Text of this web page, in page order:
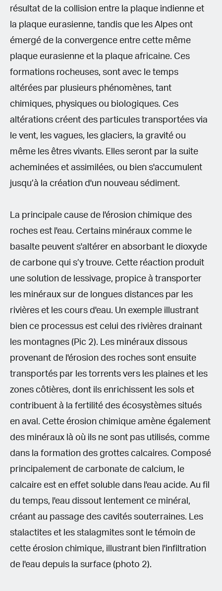
résultat de la collision entre la plaque indienne et
la plaque eurasienne, tandis que les Alpes ont
émergé de la convergence entre cette même
plaque eurasienne et la plaque africaine. Ces
formations rocheuses, sont avec le temps
altérées par plusieurs phénomènes, tant
chimiques, physiques ou biologiques. Ces
altérations créent des particules transportées via
le vent, les vagues, les glaciers, la gravité ou
même les êtres vivants. Elles seront par la suite
acheminées et assimilées, ou bien s'accumulent
jusqu’à la création d'un nouveau sédiment.
La principale cause de l'érosion chimique des
roches est l'eau. Certains minéraux comme le
basalte peuvent s'altérer en absorbant le dioxyde
de carbone qui s’y trouve. Cette réaction produit
une solution de lessivage, propice à transporter
les minéraux sur de longues distances par les
rivières et les cours d'eau. Un exemple illustrant
bien ce processus est celui des rivières drainant
les montagnes (Pic 2). Les minéraux dissous
provenant de l'érosion des roches sont ensuite
transportés par les torrents vers les plaines et les
zones côtières, dont ils enrichissent les sols et
contribuent à la fertilité des écosystèmes situés
en aval. Cette érosion chimique amène également
des minéraux là où ils ne sont pas utilisés, comme
dans la formation des grottes calcaires. Composé
principalement de carbonate de calcium, le
calcaire est en effet soluble dans l'eau acide. Au fil
du temps, l'eau dissout lentement ce minéral,
créant au passage des cavités souterraines. Les
stalactites et les stalagmites sont le témoin de
cette érosion chimique, illustrant bien l'infiltration
de l'eau depuis la surface (photo 2).